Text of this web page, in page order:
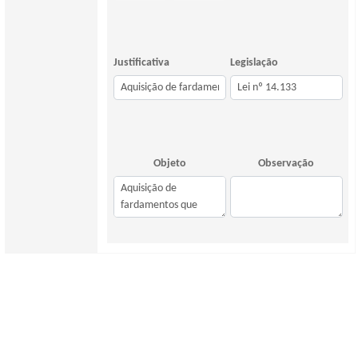
Justificativa Legislação
Objeto Observação